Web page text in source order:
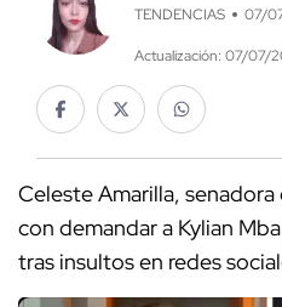
TENDENCIAS 07/
Actualización: 07/07/
Celeste Amarilla, senadora
con demandar a Kylian
tras insultos en redes